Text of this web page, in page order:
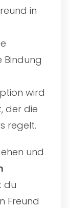
in
Bindung
wird
der die
regelt.
und
du
Freund